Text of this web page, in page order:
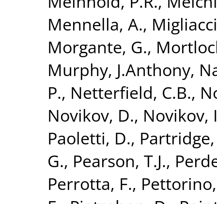
Mennella, A.,
Morgante, G.,
Murphy, J.Anthony,
P., Netterfield, C.B.,
Novikov, D., Novikov,
Paoletti, D.,
G., Pearson, T.J.,
Perrotta, F.,